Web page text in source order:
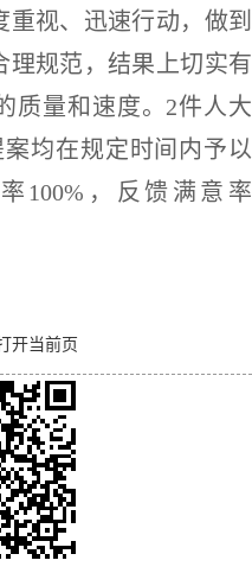
视、迅速行动，做到
理规范，结果上切实有
质量和速度。2件人大
均在规定时间内予以
100%，反馈满意率
开当前页